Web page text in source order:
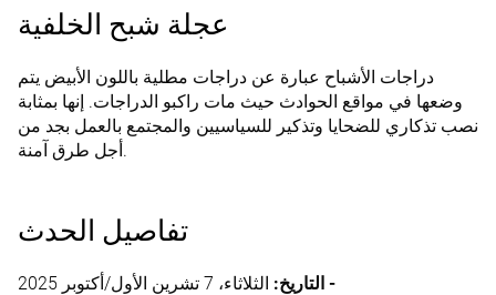
عجلة شبح الخلفية
دراجات الأشباح عبارة عن دراجات مطلية باللون الأبيض يتم
وضعها في مواقع الحوادث حيث مات راكبو الدراجات. إنها بمثابة
نصب تذكاري للضحايا وتذكير للسياسيين والمجتمع بالعمل بجد من
أجل طرق آمنة.
تفاصيل الحدث
‫ - التاريخ:‬ الثلاثاء، 7 تشرين الأول/أكتوبر 2025